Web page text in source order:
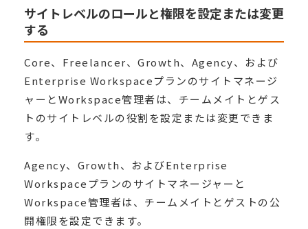
サイトレベルのロールと権限を設定または変更
する
Core、Freelancer、Growth、Agency、および
Enterprise Workspaceプランのサイトマネージ
ャーとWorkspace管理者は、チームメイトとゲス
トのサイトレベルの役割を設定または変更できま
す。
Agency、Growth、およびEnterprise
Workspaceプランのサイトマネージャーと
Workspace管理者は、チームメイトとゲストの公
開権限を設定できます。